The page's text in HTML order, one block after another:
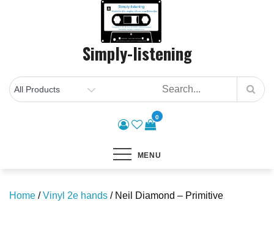
Simply-listening
0
MENU
Home /Vinyl 2e hands / Neil Diamond – Primitive